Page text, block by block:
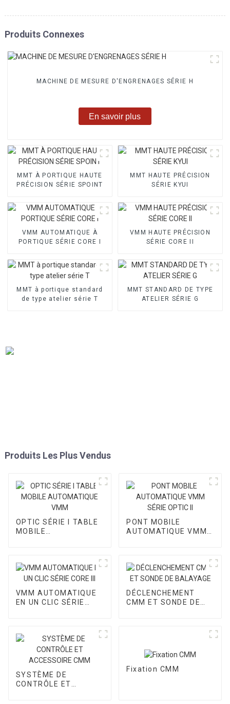
Produits Connexes
MACHINE DE MESURE D'ENGRENAGES SÉRIE H
En savoir plus
MMT À PORTIQUE HAUTE
PRÉCISION SÉRIE SPOINT
MMT HAUTE PRÉCISION
SÉRIE KYUI
VMM AUTOMATIQUE À
PORTIQUE SÉRIE CORE I
VMM HAUTE PRÉCISION
SÉRIE CORE II
MMT à portique standard
de type atelier série T
MMT STANDARD DE TYPE
ATELIER SÉRIE G
Produits Les Plus Vendus
OPTIC SÉRIE I TABLE
MOBILE
PONT MOBILE
AUTOMATIQUE VMM
VMM AUTOMATIQUE
EN UN CLIC SÉRIE
DÉCLENCHEMENT
CMM ET SONDE DE
SYSTÈME DE
CONTRÔLE ET
Fixation CMM